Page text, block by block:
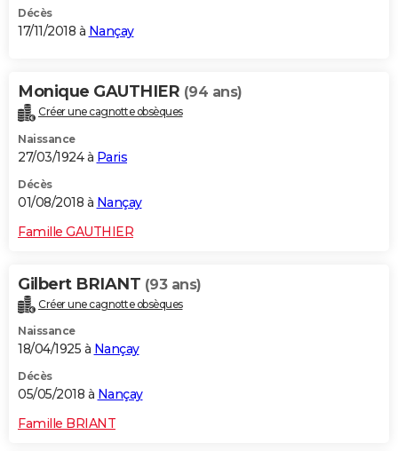
Décès
17/11/2018 à Nançay
Monique GAUTHIER (94 ans)
Créer une cagnotte obsèques
Naissance
27/03/1924 à Paris
Décès
01/08/2018 à Nançay
Famille GAUTHIER
Gilbert BRIANT (93 ans)
Créer une cagnotte obsèques
Naissance
18/04/1925 à Nançay
Décès
05/05/2018 à Nançay
Famille BRIANT